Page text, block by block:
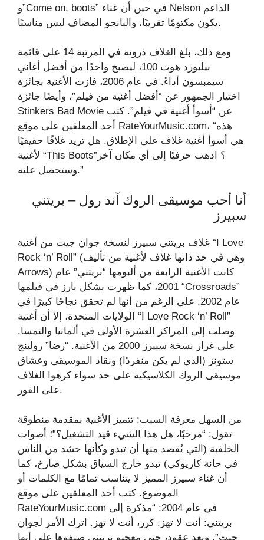
و”Come on, boots” في حين أن غناء Nelson الداعم
يكون مكتومًا تقريبًا، والبانجو المضاف ليس مناسبًا.
ومع ذلك، بلغ الغلاف ذروته في المرتبة 14 على قائمة
بيلبورد هوت 100، ليصبح واحدًا من أفضل أغاني
سيمبسون أداءً. في عام 2006، فازت الأغنية بجائزة
اختيار الجمهور عن “أفضل أغنية من فيلم”، وأيضًا جائزة
Stinkers Bad Movie عن “أسوأ أغنية في فيلم”. كتب
أحد المعلقين على موقع RateYourMusic.com، “هذه
هي أسوأ أغنية غلاف على الإطلاق. هل تريد غلافًا حقيقيًا
لأغنية “This Boots”؟ اذهب حرفيًا إلى أي مكان آخر
وستحصل عليه.”
أنا أحب موسيقى الروك آند رول – بريتني
سبيرز
غلاف بريتني سبيرز لنسخة جوان جيت من أغنية “I Love
Rock ‘n’ Roll” (وهي في حد ذاتها غلاف لأغنية من تأليف
Arrows) كانت الأغنية الرابعة من ألبومها “بريتني” عام
2001، كما ظهرت بشكل بارز في فيلمها “Crossroads”
عام 2002. على الرغم من أنها لم تحقق نجاحًا كبيرًا في
الولايات المتحدة، إلا أن أغنية “I Love Rock ‘n’ Roll”
وصلت إلى المراكز العشرة الأولى في ألمانيا والنمسا.
على غرار نسخة سبيرز 2000 من الأغنية. “رضا” رولينج
ستونز (الذي لم يكن منفردًا) ونقاد الموسيقى وعشاق
موسيقى الروك الكلاسيكية على حد سواء كرهوا الغلاف
على الفور.
من السهل معرفة السبب: تتميز الأغنية بمقدمة منطوقة
تقول: “مرحبًا، هل هذا الشيء قيد التشغيل؟”؛ أصوات
الخلفية (التي يُقصد منها أن تبدو وكأنها حشد من الناس
في حانة كاريوكي) تبدو خارج السياق بشكل صارخ، كما
أن غناء سبيرز المميز لا يتناسب تمامًا مع الكلمات أو
الموضوع. كتب أحد المعلقين على موقع
RateYourMusic.com في عام 2004: “مذكرة إلى
بريتني: أنت لا تهز. كرر، أنت لا تهز. اترك الأمر لجوان
جيت”. وبعد عقود، حتى معجبو بريتني صنفوها على أنها